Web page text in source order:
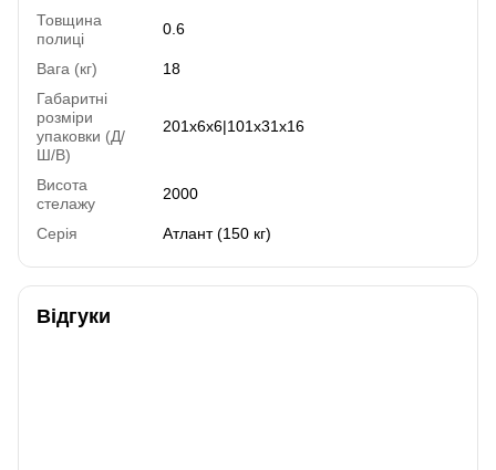
Товщина
полиці
0.6
Вага (кг)
18
Габаритні
розміри
упаковки (Д/
Ш/В)
201х6х6|101х31х16
Висота
стелажу
2000
Серія Атлант (150 кг)
Відгуки